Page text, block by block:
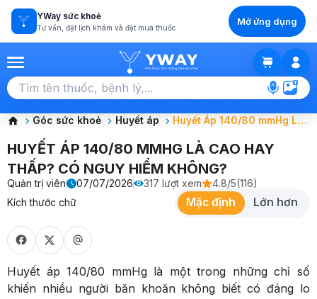
YWay sức khoẻ
Tư vấn, đặt lịch khám và đặt mua thuốc
Mở ứng dụng
Chọn tất cả (0) GIỎ HÀNG
Góc sức khoẻ Huyết áp
Huyết Áp 140/80 mmHg Là
Hiểm Không?
HUYẾT ÁP 140/80 MMHG LÀ CAO HAY
THẤP? CÓ NGUY HIỂM KHÔNG?
Quản trị viên 07/07/2026 317 lượt xem 4.8/5(116)
Kích thước chữ
Mặc định Lớn hơn
Huyết áp 140/80 mmHg là một trong những chỉ số
khiến nhiều người băn khoăn không biết có đáng lo